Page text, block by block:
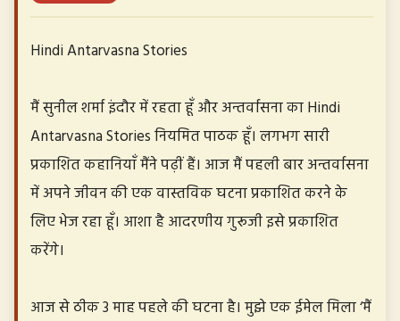
Hindi Antarvasna Stories
मैं सुनील शर्मा इंदौर में रहता हूँ और अन्तर्वासना का Hindi
Antarvasna Stories नियमित पाठक हूँ। लगभग सारी
प्रकाशित कहानियाँ मैंने पढ़ीं हैं। आज मैं पहली बार अन्तर्वासना
में अपने जीवन की एक वास्तविक घटना प्रकाशित करने के
लिए भेज रहा हूँ। आशा है आदरणीय गुरूजी इसे प्रकाशित
करेंगे।
आज से ठीक 3 माह पहले की घटना है। मुझे एक ईमेल मिला ‘मैं